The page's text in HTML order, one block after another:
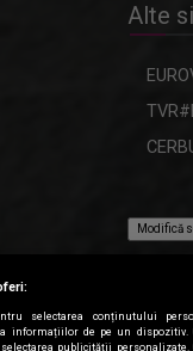
Alte
Modifică
selectarea conținutului
informațiilor de pe un dispozitiv.
publicității personalizate.